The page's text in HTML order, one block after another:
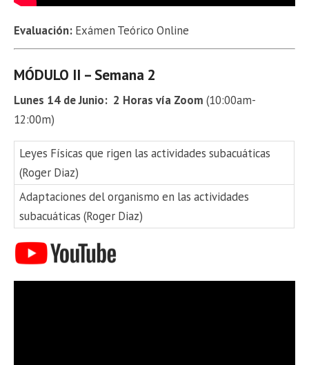
Evaluación: Exámen Teórico Online
MÓDULO II – Semana 2
Lunes 14 de Junio: 2 Horas vía Zoom(10:00am-
12:00m)
Leyes Físicas que rigen las actividades subacuáticas
(Roger Diaz)
Adaptaciones del organismo en las actividades
subacuáticas (Roger Diaz)